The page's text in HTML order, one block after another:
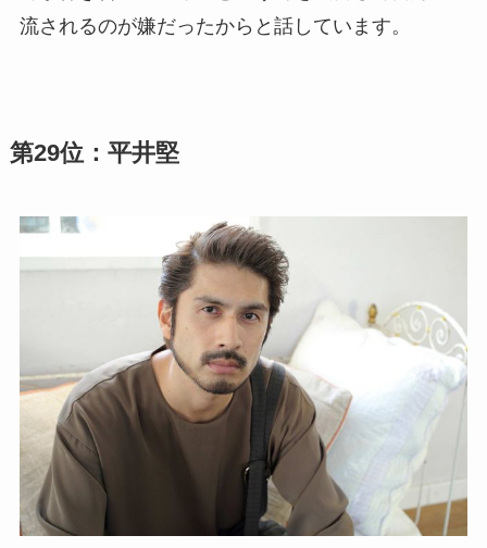
流されるのが嫌だったからと話しています。
第29位：平井堅